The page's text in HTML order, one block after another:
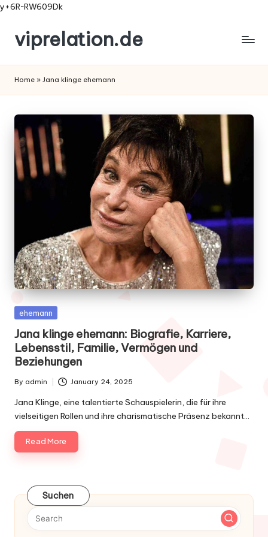
y+6R~RW609Dk
Skip
content
viprelation.de
Home » Jana klinge ehemann
Posted
ehemann
Jana klinge ehemann​: Biografie, Karriere,
Lebensstil, Familie, Vermögen und
Beziehungen
Posted
by
By admin January 24, 2025
Jana Klinge, eine talentierte Schauspielerin, die für ihre
vielseitigen Rollen und ihre charismatische Präsenz bekannt…
Read More
Suchen